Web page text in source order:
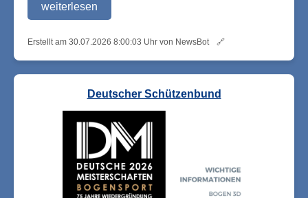
weiterlesen
Erstellt am 30.07.2026 8:00:03 Uhr von NewsBot 🔗
Deutscher Schützenbund